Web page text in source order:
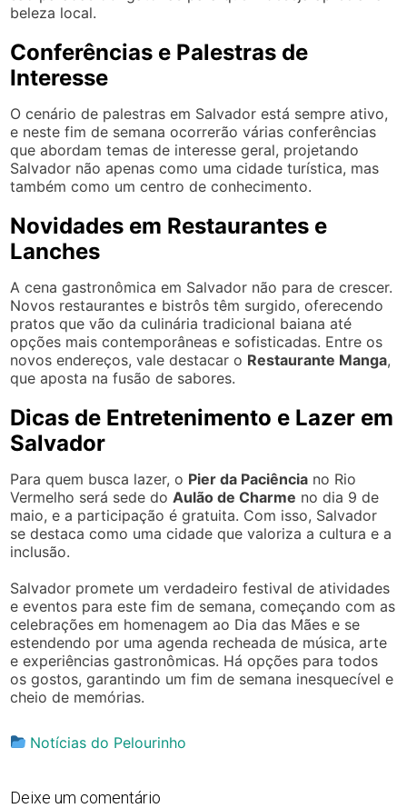
beleza local.
Conferências e Palestras de
Interesse
O cenário de palestras em Salvador está sempre ativo,
e neste fim de semana ocorrerão várias conferências
que abordam temas de interesse geral, projetando
Salvador não apenas como uma cidade turística, mas
também como um centro de conhecimento.
Novidades em Restaurantes e
Lanches
A cena gastronômica em Salvador não para de crescer.
Novos restaurantes e bistrôs têm surgido, oferecendo
pratos que vão da culinária tradicional baiana até
opções mais contemporâneas e sofisticadas. Entre os
novos endereços, vale destacar o Restaurante Manga,
que aposta na fusão de sabores.
Dicas de Entretenimento e Lazer em
Salvador
Para quem busca lazer, o Pier da Paciência no Rio
Vermelho será sede do Aulão de Charme no dia 9 de
maio, e a participação é gratuita. Com isso, Salvador
se destaca como uma cidade que valoriza a cultura e a
inclusão.
Salvador promete um verdadeiro festival de atividades
e eventos para este fim de semana, começando com as
celebrações em homenagem ao Dia das Mães e se
estendendo por uma agenda recheada de música, arte
e experiências gastronômicas. Há opções para todos
os gostos, garantindo um fim de semana inesquecível e
cheio de memórias.
Notícias do Pelourinho
Deixe um comentário